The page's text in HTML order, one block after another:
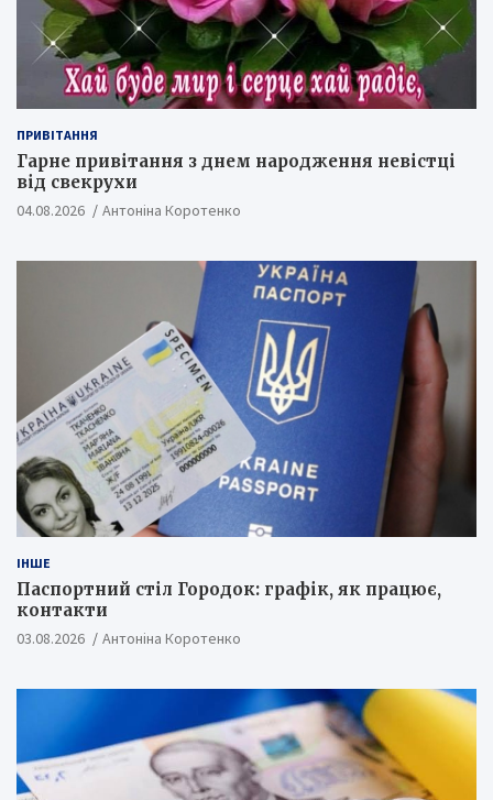
ПРИВІТАННЯ
Гарне привітання з днем народження невістці
від свекрухи
04.08.2026 Антоніна Коротенко
ІНШЕ
Паспортний стіл Городок: графік, як працює,
контакти
03.08.2026 Антоніна Коротенко